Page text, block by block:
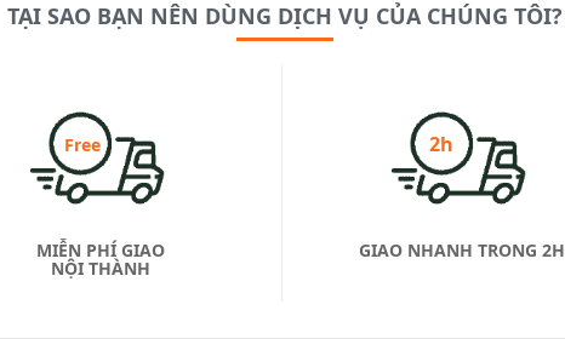
TẠI SAO BẠN NÊN DÙNG DỊCH VỤ CỦA CHÚNG TÔI?
Free
MIỄN PHÍ GIAO
NỘI THÀNH
2h
GIAO NHANH TRONG 2H